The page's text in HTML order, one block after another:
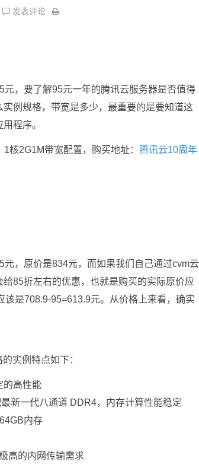
发表评论
，要了解95元一年的腾讯云服务器是否值得
例规格，带宽是多少，最重要的是要知道这
程序。
核2G1M带宽配置，购买地址： 腾讯云10周年
，原价是834元，而如果我们自己通过cvm云
85折左右的优惠，也就是购买的实际原价应
是708.9-95=613.9元。从价格上来看，确实
实例特点如下：
的高性能
新一代八通道 DDR4，内存计算性能稳定
内存
高的内网传输需求